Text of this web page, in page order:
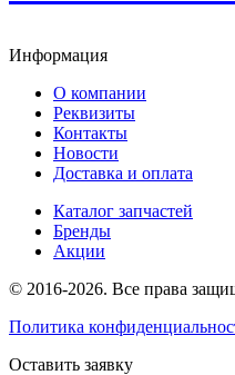
Информация
О компании
Реквизиты
Контакты
Новости
Доставка и оплата
Каталог запчастей
Бренды
Акции
© 2016-2026. Все права
Политика
Оставить заявку